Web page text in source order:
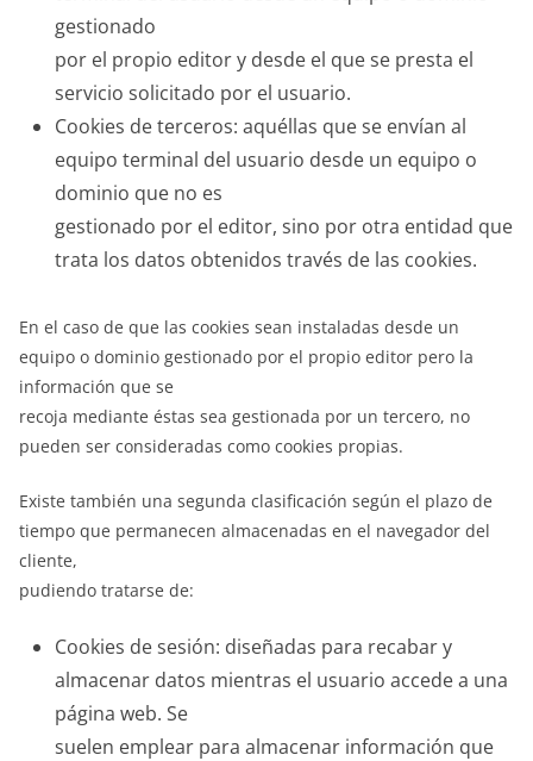
gestionado
por el propio editor y desde el que se presta el
servicio solicitado por el usuario.
Cookies de terceros: aquéllas que se envían al
equipo terminal del usuario desde un equipo o
dominio que no es
gestionado por el editor, sino por otra entidad que
trata los datos obtenidos través de las cookies.
En el caso de que las cookies sean instaladas desde un
equipo o dominio gestionado por el propio editor pero la
información que se
recoja mediante éstas sea gestionada por un tercero, no
pueden ser consideradas como cookies propias.
Existe también una segunda clasificación según el plazo de
tiempo que permanecen almacenadas en el navegador del
cliente,
pudiendo tratarse de:
Cookies de sesión: diseñadas para recabar y
almacenar datos mientras el usuario accede a una
página web. Se
suelen emplear para almacenar información que